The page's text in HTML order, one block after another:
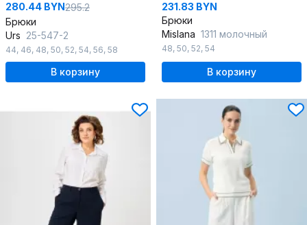
280.44 BYN295.2
Брюки
Urs 25-547-2
44, 46, 48, 50, 52, 54, 56, 58
В корзину
231.83 BYN
Брюки
Mislana 1311 молочный
48, 50, 52, 54
В корзину